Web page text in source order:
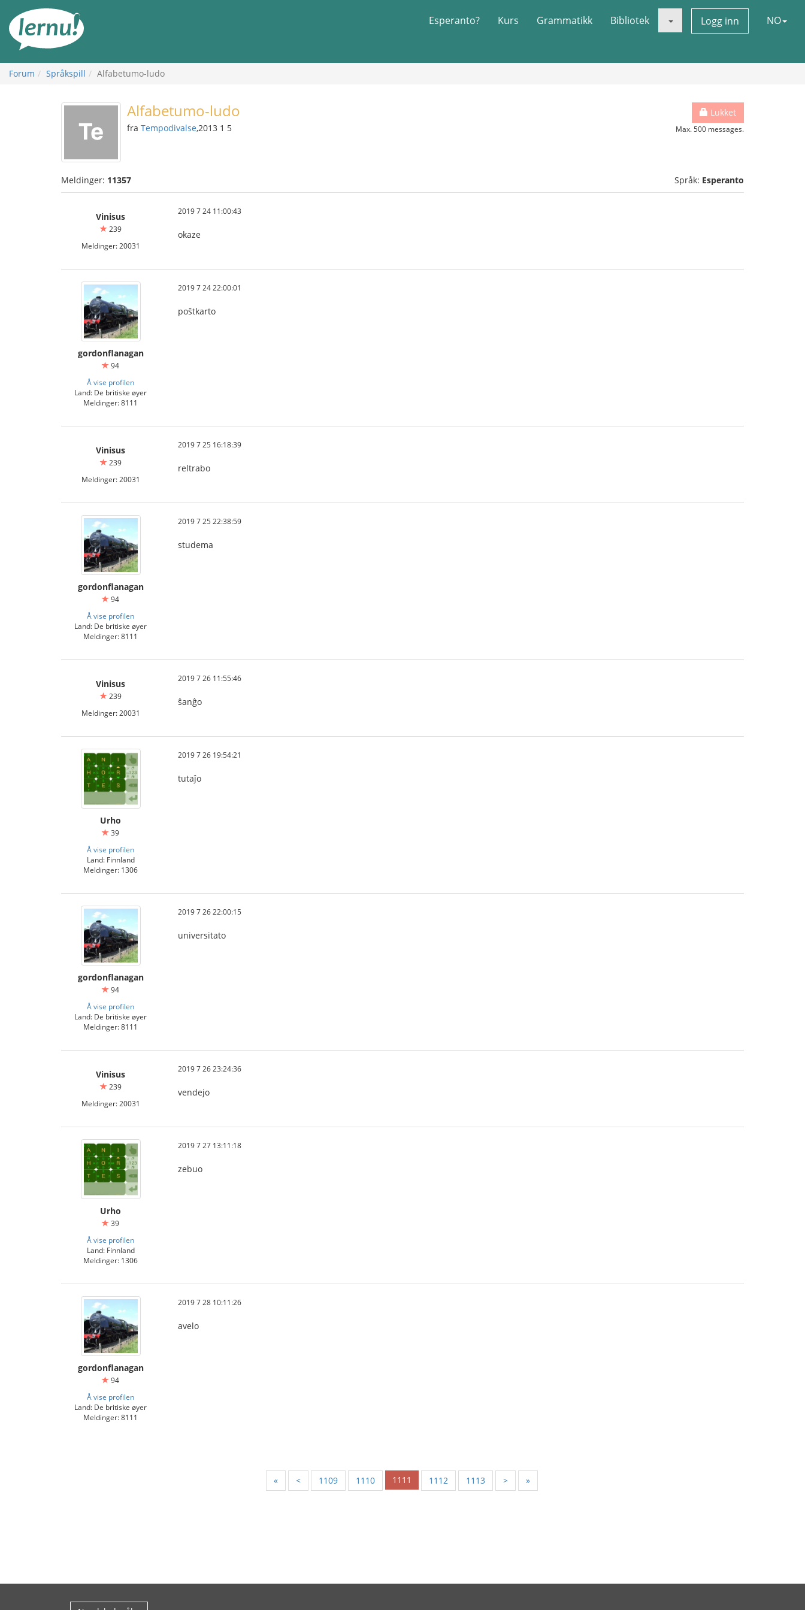
innholdet
Esperanto? Kurs Grammatikk Bibliotek Logg inn NO
Forum Språkspill Alfabetumo-ludo
Lukket
Max. 500 messages.
Alfabetumo-ludo
fra Tempodivalse,2013 1 5
Meldinger: 11357 Språk: Esperanto
Vinisus
239
Meldinger: 20031
2019 7 24 11:00:43
okaze
gordonflanagan
94
Å vise profilen
Land: De britiske øyer
Meldinger: 8111
2019 7 24 22:00:01
poŝtkarto
Vinisus
239
Meldinger: 20031
2019 7 25 16:18:39
reltrabo
gordonflanagan
94
Å vise profilen
Land: De britiske øyer
Meldinger: 8111
2019 7 25 22:38:59
studema
Vinisus
239
Meldinger: 20031
2019 7 26 11:55:46
ŝanĝo
Urho
39
Å vise profilen
Land: Finnland
Meldinger: 1306
2019 7 26 19:54:21
tutaĵo
gordonflanagan
94
Å vise profilen
Land: De britiske øyer
Meldinger: 8111
2019 7 26 22:00:15
universitato
Vinisus
239
Meldinger: 20031
2019 7 26 23:24:36
vendejo
Urho
39
Å vise profilen
Land: Finnland
Meldinger: 1306
2019 7 27 13:11:18
zebuo
gordonflanagan
94
Å vise profilen
Land: De britiske øyer
Meldinger: 8111
2019 7 28 10:11:26
avelo
« < 1109 1110 1111 1112 1113 > »